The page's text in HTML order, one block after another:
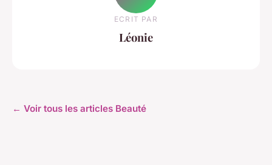
ECRIT PAR
Léonie
← Voir tous les articles Beauté